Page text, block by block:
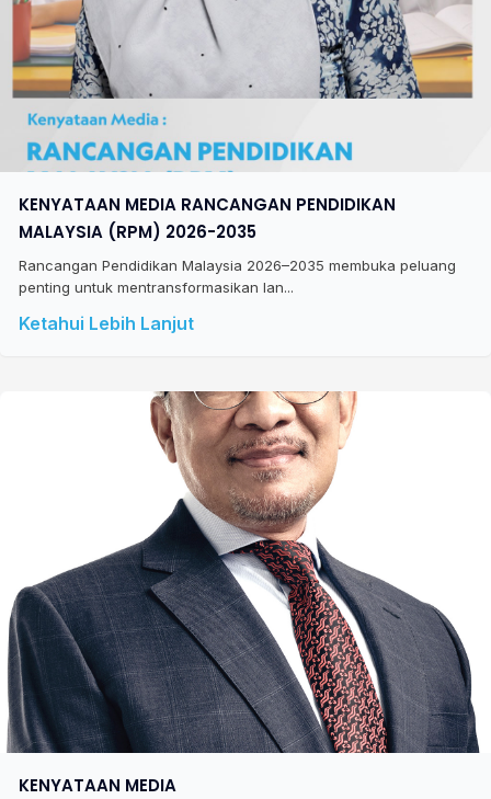
KENYATAAN MEDIA RANCANGAN PENDIDIKAN
MALAYSIA (RPM) 2026-2035
Rancangan Pendidikan Malaysia 2026–2035 membuka peluang
penting untuk mentransformasikan lan...
Ketahui Lebih Lanjut
KENYATAAN MEDIA